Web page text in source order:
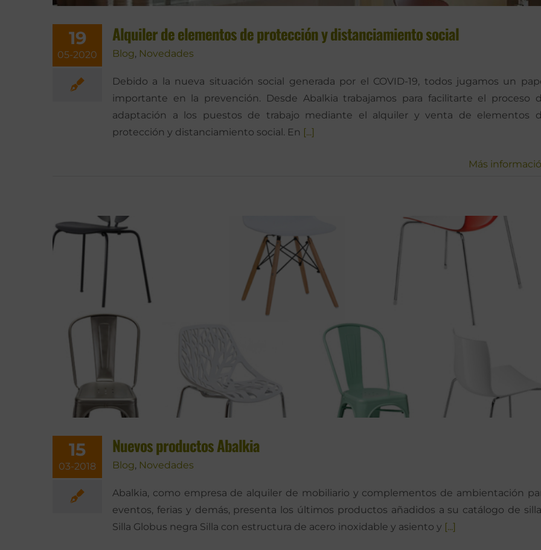
19
05-2020
Alquiler de elementos de protección y distanciamiento social
Blog, Novedades
Debido a la nueva situación social generada por el COVID-19, todos jugamos un
importante en la prevención. Desde Abalkia trabajamos para facilitarte el proceso
adaptación a los puestos de trabajo mediante el alquiler y venta de elementos
protección y distanciamiento social. En [...]
Más
15
03-2018
Nuevos productos Abalkia
Blog, Novedades
Abalkia, como empresa de alquiler de mobiliario y complementos de ambientación
eventos, ferias y demás, presenta los últimos productos añadidos a su catálogo de
Silla Globus negra Silla con estructura de acero inoxidable y asiento y [...]